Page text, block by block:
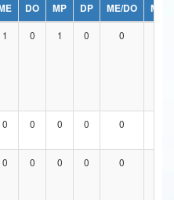
e Comunicações
Humanos
DO MP DP ME/DO
MP/
1 0 1 0 0
0 0 0 0 0
0 0 0 0 0